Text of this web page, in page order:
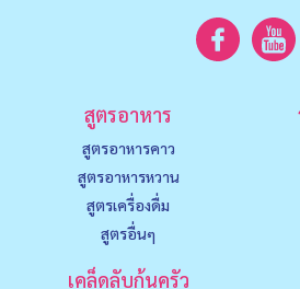
สูตรอาหาร
สูตรอาหารคาว
สูตรอาหารหวาน
สูตรเครื่องดื่ม
สูตรอื่นๆ
เคล็ดลับก้นครัว